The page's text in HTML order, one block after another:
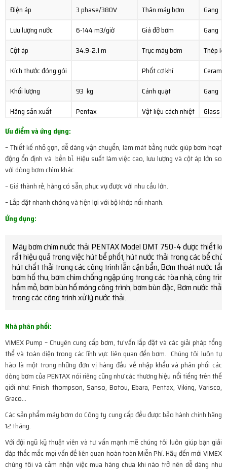
Điện áp
3 phase/380V Thân máy bơm
Gang
Lưu lượng nước
6-144 m3/giờ Giá đỡ bơm
Gang
Cột áp
34.9-2.1 m Trục máy bơm
Thép
Kích thước đóng gói
Phốt cơ khí
Khối lượng
93 kg Cánh quạt
Gang
Hãng sản xuất
Pentax Vật liệu cách nhiệt
Glass F
Xuất xứ
Bảo hành
12 tháng chính hãng
Ưu điểm và ứng dụng:
– Thiết kế nhỏ gọn, dễ dàng vận chuyển, làm mát bằng nước giúp bơm hoạt
động ổn định và bền bỉ. Hiệu suất làm việc cao, lưu lượng và cột áp lớn so
với dòng bơm chìm khác.
– Giá thành rẻ, hàng có sẵn, phục vụ được với nhu cầu lớn.
– Lắp đặt nhanh chóng và tiện lợi với bộ khớp nối nhanh.
Ứng dụng:
Máy bơm chìm nước thải PENTAX Model DMT 750-4 được thiết
rất hiệu quả trong việc hút bể phốt, hút nước thải trong các bể
hút chất thải trong các công trình lẫn cặn bẩn, Bơm thoát nước
bơm hố thu, bơm chìm chống ngập úng trong các tòa nhà, công
hầm mỏ, bơm bùn hố móng công trình, bơm bùn đặc, Bơm nước
trong các công trình xử lý nước thải.
Nhà phân phối:
VIMEX Pump – Chuyên cung cấp bơm, tư vấn lắp đặt và các giải pháp tổng
thể và toàn diện trong các lĩnh vực liên quan đến bơm. Chúng tôi luôn tự
hào là một trong những đơn vị hàng đầu về nhập khẩu và phân phối các
dòng bơm của PENTAX nói riêng cũng như các thương hiệu nổi tiếng trên thế
giới như: Finish thompson, Sanso, Botou, Ebara, Pentax, Viking, Varisco,
Graco…
Các sản phẩm máy bơm do Công ty cung cấp đều được bảo hành chính hãng
12 tháng.
Với đội ngũ kỹ thuật viên và tư vấn mạnh mẽ chúng tôi luôn giúp bạn giải
đáp thắc mắc mọi vấn đề liên quan hoàn toàn Miễn Phí. Hãy đến mới VIMEX
chúng tôi và cảm nhận việc mua hàng chưa khi nào trở nên dễ dàng như